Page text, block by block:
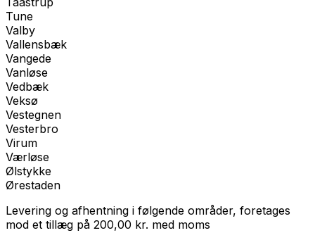
Tune
Valby
Vallensbæk
Vangede
Vanløse
Vedbæk
Veksø
Vestegnen
Vesterbro
Virum
Værløse
Ølstykke
Ørestaden
Levering og afhentning i følgende områder, foretages
mod et tillæg på 200,00 kr. med moms